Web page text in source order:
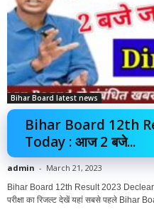
Bihar Board latest news
Bihar Board 12th
Today : आज 2 बजे...
admin - March 21, 2023
Bihar Board 12th Result 2023
परीक्षा का रिजल्ट देखें यहां सबसे पहले Bihar